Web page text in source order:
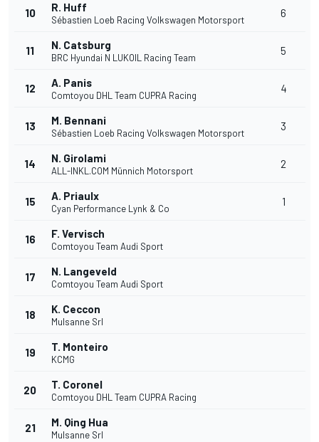
10 R. Huff
Sébastien Loeb Racing Volkswagen Motorsport
6
11 N. Catsburg
BRC Hyundai N LUKOIL Racing Team
5
12 A. Panis
Comtoyou DHL Team CUPRA Racing
4
13 M. Bennani
Sébastien Loeb Racing Volkswagen Motorsport
3
14 N. Girolami
ALL-INKL.COM Münnich Motorsport
2
15 A. Priaulx
Cyan Performance Lynk & Co
1
16 F. Vervisch
Comtoyou Team Audi Sport
17 N. Langeveld
Comtoyou Team Audi Sport
18 K. Ceccon
Mulsanne Srl
19 T. Monteiro
KCMG
20 T. Coronel
Comtoyou DHL Team CUPRA Racing
21 M. Qing Hua
Mulsanne Srl